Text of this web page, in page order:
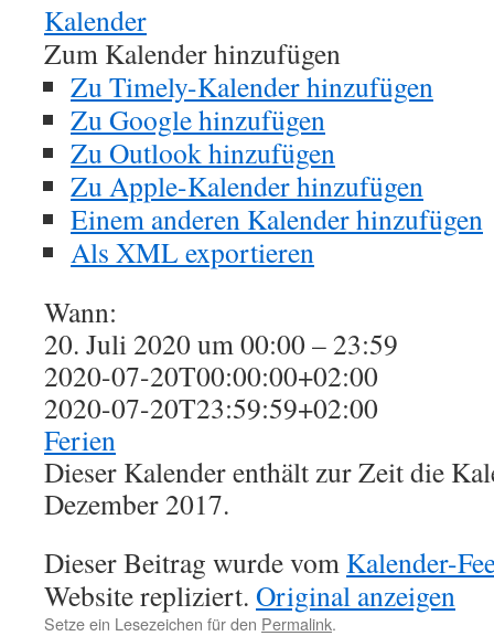
Kalender
Zum Kalender hinzufügen
Zu Timely-Kalender hinzufügen
Zu Google hinzufügen
Zu Outlook hinzufügen
Zu Apple-Kalender hinzufügen
Einem anderen Kalender hinzufügen
Als XML exportieren
Wann:
20. Juli 2020 um 00:00 – 23:59
2020-07-20T00:00:00+02:00
2020-07-20T23:59:59+02:00
Ferien
Dieser Kalender enthält zur Zeit die
Dezember 2017.
Dieser Beitrag wurde vom Kalender-
Website repliziert. Original anzeigen
Setze ein Lesezeichen für den Permalink.